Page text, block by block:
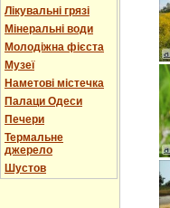
Лікувальні грязі
Мінеральні води
Молодіжна фієста
Музеї
Наметові містечка
Палаци Одеси
Печери
Термальне
джерело
Шустов